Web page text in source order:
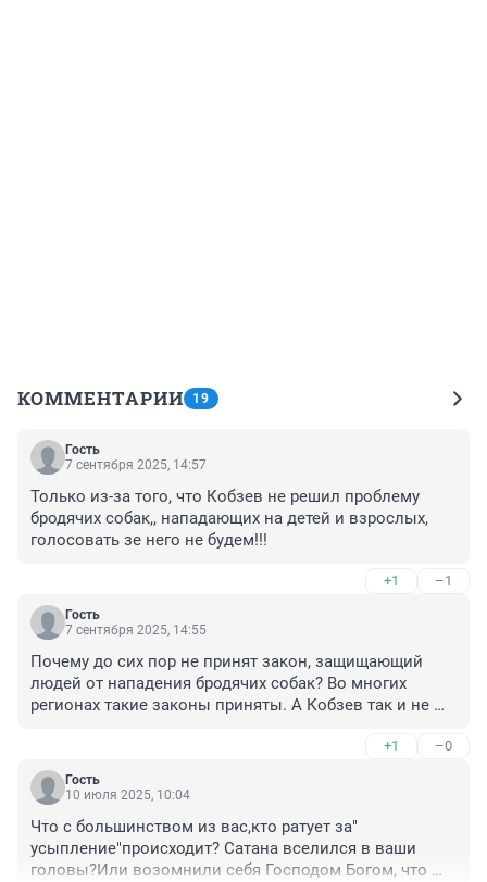
КОММЕНТАРИИ 19
Гость
7 сентября 2025, 14:57
Только из-за того, что Кобзев не решил проблему
бродячих собак,, нападающих на детей и взрослых,
голосовать зе него не будем!!!
+1 –1
Гость
7 сентября 2025, 14:55
Почему до сих пор не принят закон, защищающий
людей от нападения бродячих собак? Во многих
регионах такие законы приняты. А Кобзев так и не
детских площадках, дети боятся ходить в школу.
Кроме того, в своём телеграмм канале Кобзев
удаляет все комментарии с просьбой убрать бродячих
+1 –0
Гость
10 июля 2025, 10:04
Что с большинством из вас,кто ратует за"
усыпление"происходит? Сатана вселился в ваши
головы?Или возомнили себя Господом Богом, что